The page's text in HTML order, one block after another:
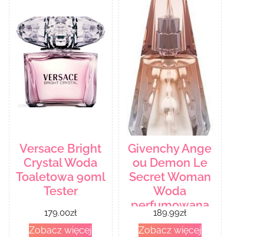
Versace Bright
Crystal Woda
Toaletowa 90ml
Tester
179.00zł
Zobacz więcej
Givenchy Ange
ou Demon Le
Secret Woman
Woda
perfumowana
30ml spray
189.99zł
Zobacz więcej